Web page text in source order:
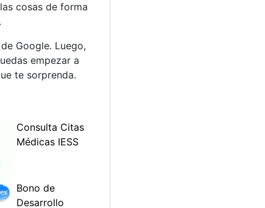
cosas de forma
Google. Luego,
empezar a
te sorprenda.